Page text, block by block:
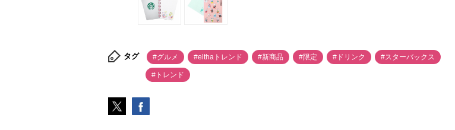
タグ #グルメ #elthaトレンド #新商品 #限定 #ドリンク #スターバックス
#トレンド